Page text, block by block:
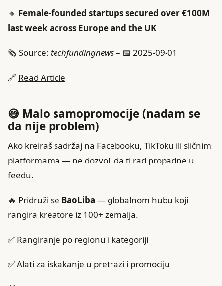
🔸 Female-founded startups secured over €100M
last week across Europe and the UK
🗞️ Source: techfundingnews– 📅 2025-09-01
🔗 Read Article
😅 Malo samopromocije (nadam se
da nije problem)
Ako kreiraš sadržaj na Facebooku, TikToku ili sličnim
platformama — ne dozvoli da ti rad propadne u
feedu.
🔥 Pridruži se BaoLiba — globalnom hubu koji
rangira kreatore iz 100+ zemalja.
✅ Rangiranje po regionu i kategoriji
✅ Alati za iskakanje u pretrazi i promociju